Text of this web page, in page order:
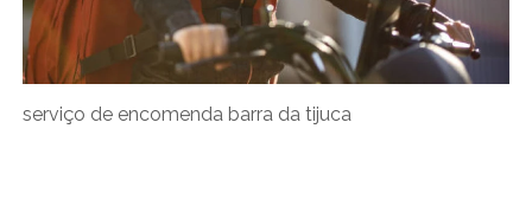
serviço de encomenda barra da tijuca